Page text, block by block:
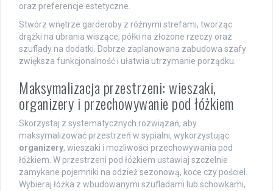
oraz preferencje estetyczne.
Stwórz wnętrze garderoby z różnymi strefami, tworząc
drążki na ubrania wiszące, półki na złożone rzeczy oraz
szuflady na dodatki. Dobrze zaplanowana zabudowa szafy
zwiększa funkcjonalność i ułatwia utrzymanie porządku.
Maksymalizacja przestrzeni: wieszaki,
organizery i przechowywanie pod łóżkiem
Skorzystaj z systematycznych rozwiązań, aby
maksymalizować przestrzeń w sypialni, wykorzystując
organizery, wieszaki i możliwości przechowywania pod
łóżkiem. W przestrzeni pod łóżkiem ustawiaj szczelnie
zamykane pojemniki na odzież sezonową, koce czy pościel.
Wybieraj łóżka z wbudowanymi szufladami lub schowkami,